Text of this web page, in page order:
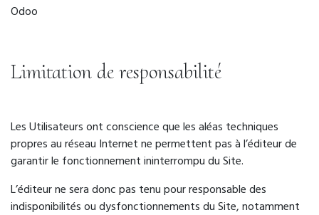
Odoo
Limitation de responsabilité
Les Utilisateurs ont conscience que les aléas techniques
propres au réseau Internet ne permettent pas à l’éditeur de
garantir le fonctionnement ininterrompu du Site.
L’éditeur ne sera donc pas tenu pour responsable des
indisponibilités ou dysfonctionnements du Site, notamment